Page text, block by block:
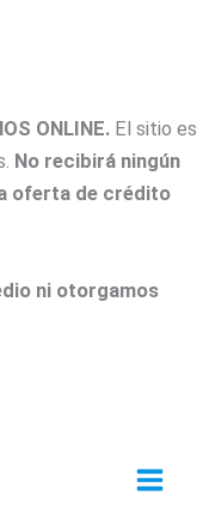
ONLINE. El sitio es
No recibirá ningún
oferta de crédito
ni otorgamos